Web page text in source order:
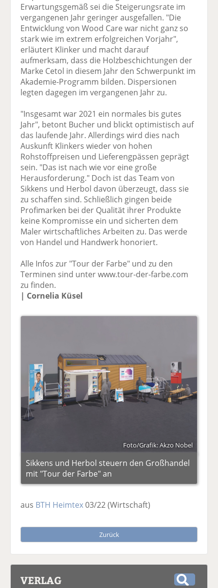
Erwartungsgemäß sei die Steigerungsrate im
vergangenen Jahr geringer ausgefallen. "Die
Entwicklung von Wood Care war nicht ganz so
stark wie im extrem erfolgreichen Vorjahr",
erläutert Klinker und macht darauf
aufmerksam, dass die Holzbeschichtungen der
Marke Cetol in diesem Jahr den Schwerpunkt im
Akademie-Programm bilden. Dispersionen
legten dagegen im vergangenen Jahr zu.
"Insgesamt war 2021 ein normales bis gutes
Jahr", betont Bucher und blickt optimistisch auf
das laufende Jahr. Allerdings wird dies nach
Auskunft Klinkers wieder von hohen
Rohstoffpreisen und Lieferengpässen geprägt
sein. "Das ist nach wie vor eine große
Herausforderung." Doch ist das Team von
Sikkens und Herbol davon überzeugt, dass sie
zu schaffen sind. Schließlich gingen beide
Profimarken bei der Qualität ihrer Produkte
keine Kompromisse ein und sicherten dem
Maler wirtschaftliches Arbeiten zu. Das werde
von Handel und Handwerk honoriert.
Alle Infos zur "Tour der Farbe" und zu den
Terminen sind unter www.tour-der-farbe.com
zu finden.
| Cornelia Küsel
Foto/Grafik: Akzo Nobel
Sikkens und Herbol steuern den Großhandel
mit "Tour der Farbe" an
aus BTH Heimtex03/22(Wirtschaft)
Zurück
VERLAG